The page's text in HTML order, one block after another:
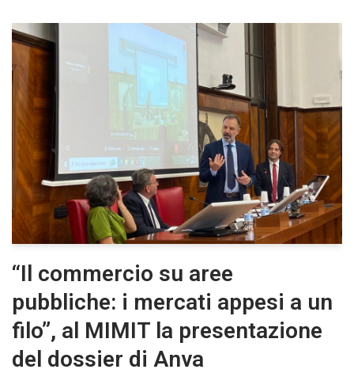
“Il commercio su aree
pubbliche: i mercati appesi a un
filo”, al MIMIT la presentazione
del dossier di Anva